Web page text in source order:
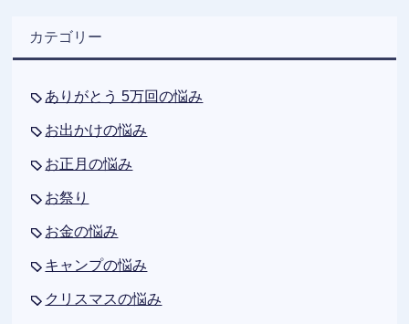
カテゴリー
ありがとう 5万回の悩み
お出かけの悩み
お正月の悩み
お祭り
お金の悩み
キャンプの悩み
クリスマスの悩み